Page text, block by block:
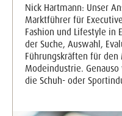
Nick Hartmann: Unser
Marktführer für
Fashion und Lifestyle in
der Suche, Auswahl,
Führungskräften für
Modeindustrie.
die Schuh- oder